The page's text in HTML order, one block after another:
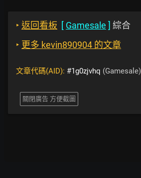
‣ 返回看板 [ Gamesale ] 綜合
‣ 更多 kevin890904 的文章
文章代碼(AID): #1g0zjvhq (Gamesale)
關閉廣告 方便截圖